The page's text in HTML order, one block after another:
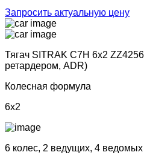
Запросить актуальную цену
Тягач SITRAK C7H 6х2
ретардером, ADR)
Колесная формула
6x2
6 колес, 2 ведущих, 4 ведомых